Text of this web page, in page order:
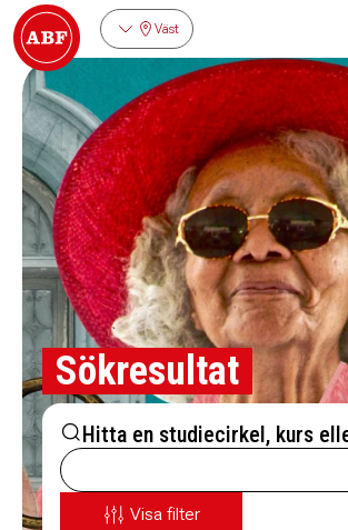
Väst
Sökresultat
Hitta en studiecirkel, kurs
Visa filter